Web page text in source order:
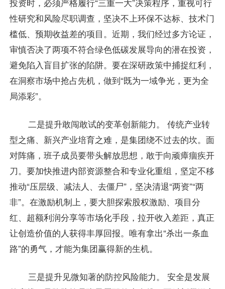
性研究和风险尽职调查，坚决不上环保不达标、技术门
槛低、预期收益差的项目。近期，我们经过多方论证，
审慎否决了两项不符合绿色低碳发展导向的潜在投资，
避免陷入盲目扩张的陷阱。要在深研政策中捕捉红利，
在洞察市场中抢占先机，做到“既为一域争光，更为全
局添彩”。
二是提升敢闯敢试的变革创新能力。 传统产业转
型之痛、新兴产业培育之难，是集团绕不过去的坎。面
对阵痛，班子成员要带头解放思想，敢于向顽瘴痼疾开
刀。要加快推进内部资源整合和专业化重组，坚定不移
推动“压层级、减法人、去僵尸”，坚决清退“两资”“两
非”。在激励机制上，要大胆探索股权激励、项目分
红、超额利润分享等市场化手段，拉开收入差距，真正
让创造价值的人获得丰厚回报。唯有拿出“杀出一条血
路”的勇气，才能为集团赢得新的生机。
三是提升见微知著的防控风险能力。 安全是发展